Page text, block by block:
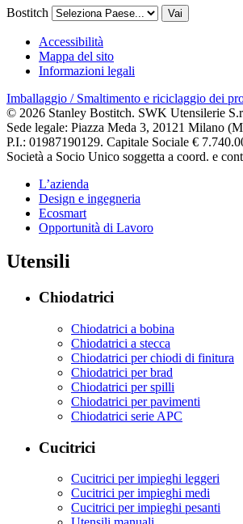
Bostitch Vai
Accessibilità
Mappa del sito
Informazioni legali
Imballaggio / Smaltimento e riciclaggio dei
© 2026 Stanley Bostitch. SWK Utensilerie
Sede legale: Piazza Meda 3, 20121 Milano
P.I.: 01987190129. Capitale Sociale €
Società a Socio Unico soggetta a coord. e
L’azienda
Design e ingegneria
Ecosmart
Opportunità di Lavoro
Utensili
Chiodatrici
Chiodatrici a bobina
Chiodatrici a stecca
Chiodatrici per chiodi di finitura
Chiodatrici per brad
Chiodatrici per spilli
Chiodatrici per pavimenti
Chiodatrici serie APC
Cucitrici
Cucitrici per impieghi leggeri
Cucitrici per impieghi medi
Cucitrici per impieghi pesanti